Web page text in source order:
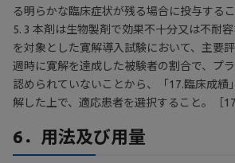
る明らかな臨床症状が残る場合に投与するこ
5. 3 本剤は生物製剤で効果不十分又は不耐
を対象とした寛解導入試験において、主要
週時に寛解を達成した被験者の割合で、プ
認められていないことから、「17.臨床成績
解した上で、適応患者を選択すること。［
6．用法及び用量